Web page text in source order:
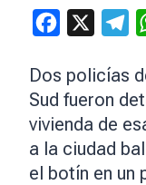
Facebook
Dos policías
Sud fueron
vivienda de
a la ciudad
el botín en un